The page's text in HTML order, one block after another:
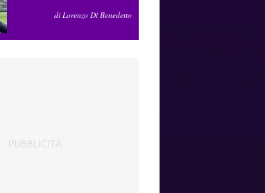
COLPO IMPORTANTE E
di Lorenzo Di Benedetto